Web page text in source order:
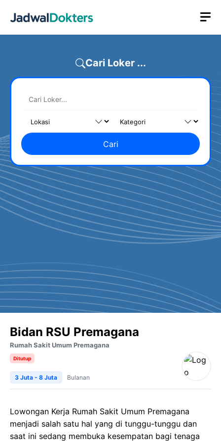
Cari Loker ...
Cari
Bidan RSU Premagana
Rumah Sakit Umum Premagana
Ditutup
3 Juta - 8 Juta Bulanan
Lowongan Kerja Rumah Sakit Umum Premagana
menjadi salah satu hal yang di tunggu-tunggu dan
saat ini sedang membuka kesempatan bagi tenaga